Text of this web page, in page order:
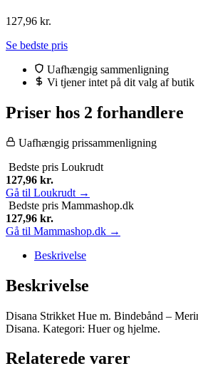
127,96 kr.
Se bedste pris
Uafhængig sammenligning
Vi tjener intet på dit valg af butik
Priser hos 2 forhandlere
Uafhængig prissammenligning
Bedste pris Loukrudt
127,96 kr.
Gå til Loukrudt →
Bedste pris Mammashop.dk
127,96 kr.
Gå til Mammashop.dk →
Beskrivelse
Beskrivelse
Disana Strikket Hue m. Bindebånd –
Disana. Kategori: Huer og hjelme.
Relaterede varer